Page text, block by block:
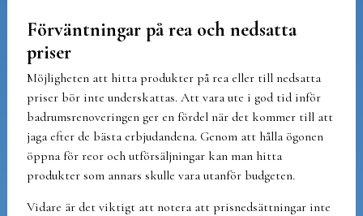
Förväntningar på rea och nedsatta
priser
Möjligheten att hitta produkter på rea eller till nedsatta
priser bör inte underskattas. Att vara ute i god tid inför
badrumsrenoveringen ger en fördel när det kommer till att
jaga efter de bästa erbjudandena. Genom att hålla ögonen
öppna för reor och utförsäljningar kan man hitta
produkter som annars skulle vara utanför budgeten.
Vidare är det viktigt att notera att prisnedsättningar inte